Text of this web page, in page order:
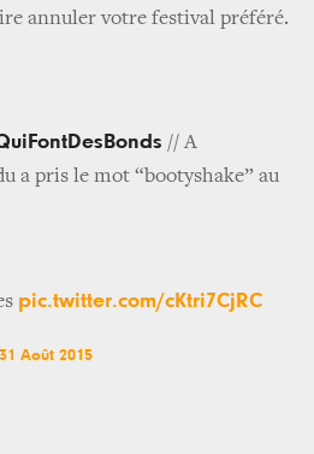
annuler votre festival préféré.
// A
a pris le mot “bootyshake” au
pic.twitter.com/cKtri7CjRC
31 Août 2015